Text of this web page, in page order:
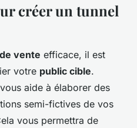
créer un tunnel
vente efficace, il est
votre public cible.
aide à élaborer des
semi-fictives de vos
vous permettra de